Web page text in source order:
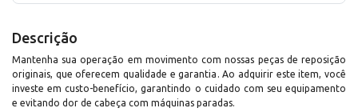
Descrição
Mantenha sua operação em movimento com nossas peças de reposição
originais, que oferecem qualidade e garantia. Ao adquirir este item, você
investe em custo-benefício, garantindo o cuidado com seu equipamento
e evitando dor de cabeça com máquinas paradas.